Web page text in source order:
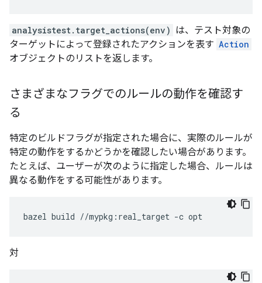
analysistest.target_actions(env) は、テスト対象の
ターゲットによって登録されたアクションを表す Action
オブジェクトのリストを返します。
さまざまなフラグでのルールの動作を確認す
る
特定のビルドフラグが指定された場合に、実際のルールが
特定の動作をするかどうかを確認したい場合があります。
たとえば、ユーザーが次のように指定した場合、ルールは
異なる動作をする可能性があります。
bazel build //mypkg:real_target -c
対